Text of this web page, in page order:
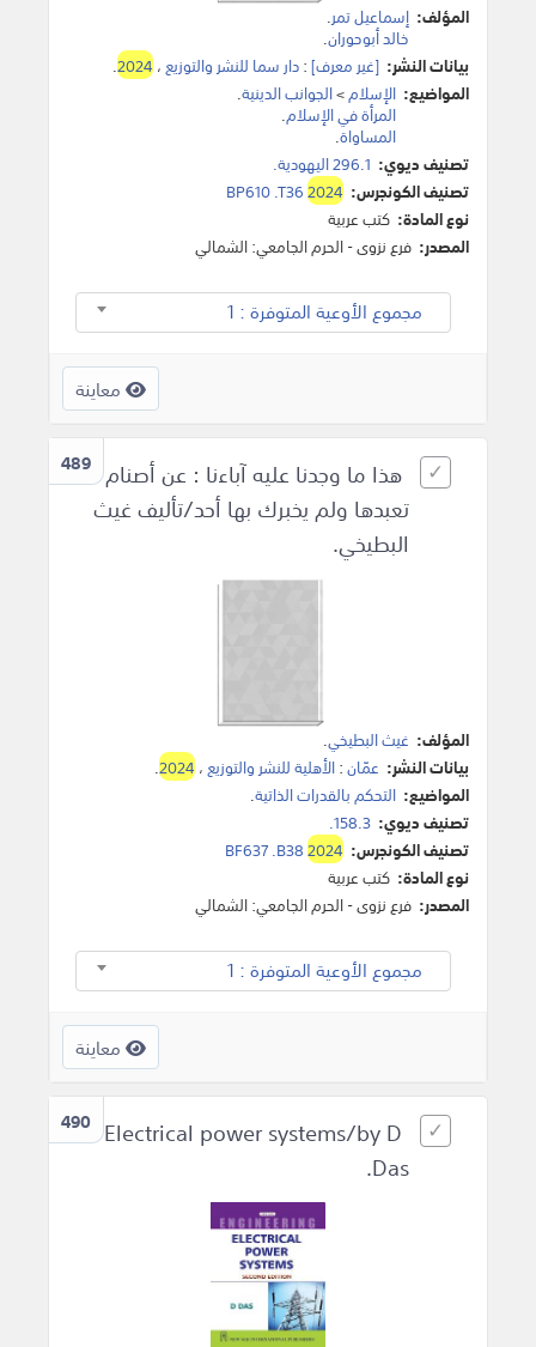
المؤلف: إسماعيل تمر.
خالد أبوحوران.
بيانات النشر: [غير معرف]:دار سما للنشر والتوزيع،2024
.
المواضيع: الإسلام>الجوانب الدينية.
المرأة في الإسلام.
المساواة.
تصنيف ديوي: 296.1 اليهودية.
تصنيف الكونجرس:
BP610 .T362024
نوع المادة: كتب عربية
المصدر: فرع نزوى - الحرم الجامعي: الشمالي
مجموع الأوعية المتوفرة : 1
معاينة
489 هذا ما وجدنا عليه آباءنا : عن أصنام
تعبدها ولم يخبرك بها أحد/تأليف غيث
البطيخي.
المؤلف: غيث البطيخي.
بيانات النشر: عمّان:الأهلية للنشر والتوزيع،2024
.
المواضيع: التحكم بالقدرات الذاتية.
تصنيف ديوي: 158.3.
تصنيف الكونجرس:
BF637 .B382024
نوع المادة: كتب عربية
المصدر: فرع نزوى - الحرم الجامعي: الشمالي
مجموع الأوعية المتوفرة : 1
معاينة
490 Electrical power systems/by D
Das.